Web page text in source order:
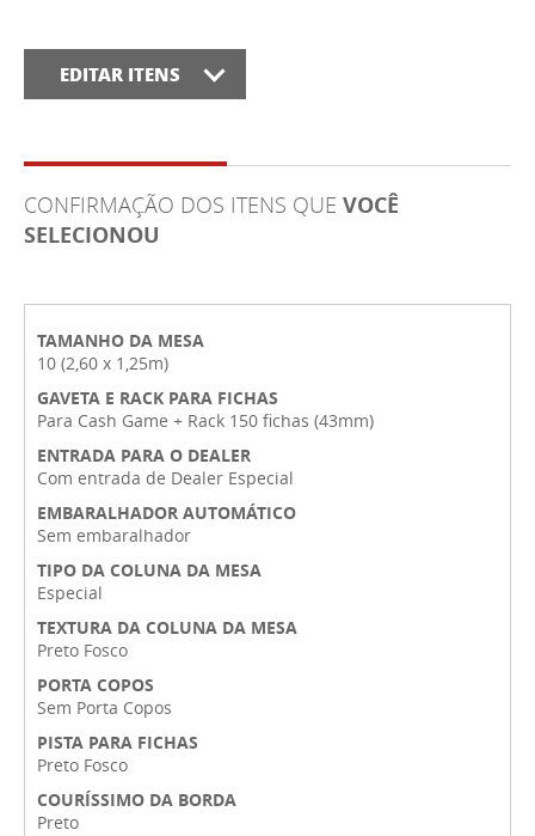
EDITAR ITENS
CONFIRMAÇÃO DOS ITENS QUE VOCÊ
SELECIONOU
TAMANHO DA MESA
10 (2,60 x 1,25m)
GAVETA E RACK PARA FICHAS
Para Cash Game + Rack 150 fichas (43mm)
ENTRADA PARA O DEALER
Com entrada de Dealer Especial
EMBARALHADOR AUTOMÁTICO
Sem embaralhador
TIPO DA COLUNA DA MESA
Especial
TEXTURA DA COLUNA DA MESA
Preto Fosco
PORTA COPOS
Sem Porta Copos
PISTA PARA FICHAS
Preto Fosco
COURÍSSIMO DA BORDA
Preto